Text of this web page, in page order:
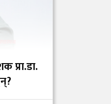
लिएकोमा
प्रा.डा.